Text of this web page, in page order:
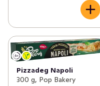
Pizzadeg Napoli
300 g, Pop Bakery